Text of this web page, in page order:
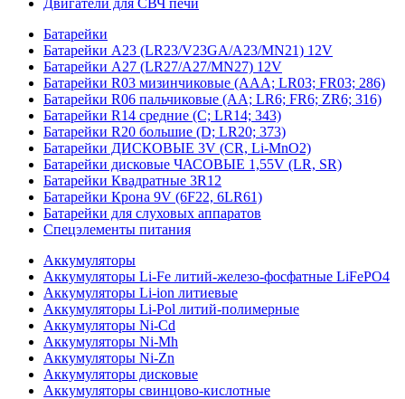
Двигатели для СВЧ печи
Батарейки
Батарейки A23 (LR23/V23GA/A23/MN21) 12V
Батарейки A27 (LR27/A27/MN27) 12V
Батарейки R03 мизинчиковые (AAA; LR03; FR03; 286)
Батарейки R06 пальчиковые (AA; LR6; FR6; ZR6; 316)
Батарейки R14 средние (C; LR14; 343)
Батарейки R20 большие (D; LR20; 373)
Батарейки ДИСКОВЫЕ 3V (CR, Li-MnO2)
Батарейки дисковые ЧАСОВЫЕ 1,55V (LR, SR)
Батарейки Квадратные 3R12
Батарейки Крона 9V (6F22, 6LR61)
Батарейки для слуховых аппаратов
Спецэлементы питания
Аккумуляторы
Аккумуляторы Li-Fe литий-железо-фосфатные LiFePO4
Аккумуляторы Li-ion литиевые
Аккумуляторы Li-Pol литий-полимерные
Аккумуляторы Ni-Cd
Аккумуляторы Ni-Mh
Аккумуляторы Ni-Zn
Аккумуляторы дисковые
Аккумуляторы свинцово-кислотные